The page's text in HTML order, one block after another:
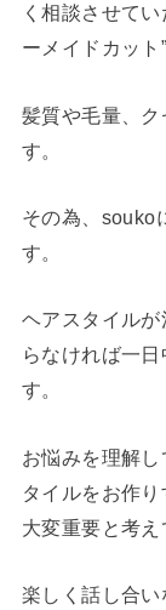
く相談させて
ーメイドカット”
髪質や毛量、
す。
その為、souko
す。
ヘアスタイル
らなければ一
す。
お悩みを理解
タイルをお作
大変重要と考え
楽しく話し合い